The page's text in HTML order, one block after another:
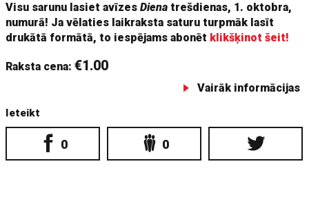
Visu sarunu lasiet avīzesDiena trešdienas, 1. oktobra,
numurā! Ja vēlaties laikraksta saturu turpmāk lasīt
drukātā formātā, to iespējams abonēt klikšķinot šeit!
Raksta cena:€1.00
Vairāk informācijas
Ieteikt
0 0